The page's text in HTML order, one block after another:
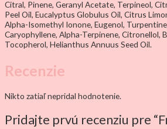
Citral, Pinene, Geranyl Acetate, Terpineol,
Peel Oil, Eucalyptus Globulus Oil, Citrus
Alpha-Isomethyl Ionone, Eugenol,
Caryophyllene, Alpha-Terpinene, Citronellol,
Tocopherol, Helianthus Annuus Seed Oil.
Recenzie
Nikto zatiaľ nepridal hodnotenie.
Pridajte prvú recenziu pre